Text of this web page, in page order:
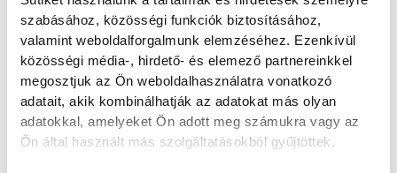
szabásához, közösségi funkciók biztosításához,
valamint weboldalforgalmunk elemzéséhez. Ezenkívül
közösségi média-, hirdető- és elemező partnereinkkel
megosztjuk az Ön weboldalhasználatra vonatkozó
adatait, akik kombinálhatják az adatokat más olyan
adatokkal, amelyeket Ön adott meg számukra vagy az
Ön által használt más szolgáltatásokból gyűjtöttek.
időn belül
- hangsúlyozta a sportvezető.